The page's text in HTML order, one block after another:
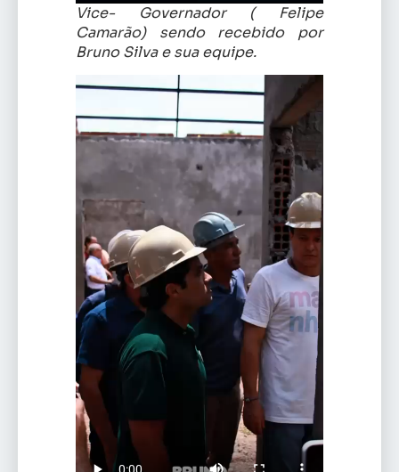
Vice- Governador ( Felipe
Camarão) sendo recebido por
Bruno Silva e sua equipe.